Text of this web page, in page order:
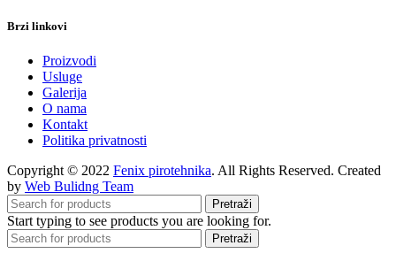
Brzi linkovi
Proizvodi
Usluge
Galerija
O nama
Kontakt
Politika privatnosti
Copyright © 2022 Fenix pirotehnika. All Rights Reserved. Created
by Web Bulidng Team
Pretraži
Start typing to see products you are looking for.
Pretraži